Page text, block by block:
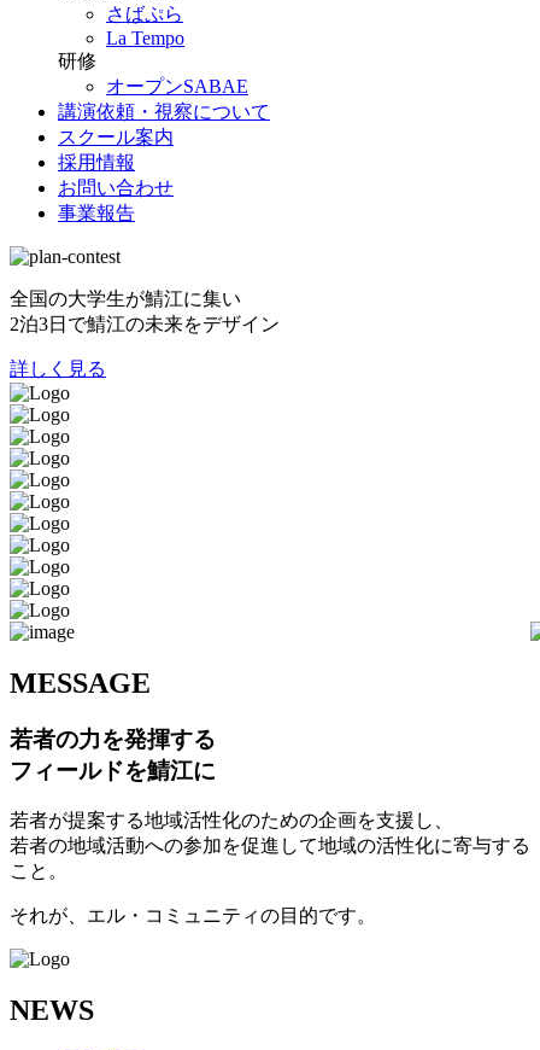
さばぷら
La Tempo
研修
オープンSABAE
講演依頼・視察について
スクール案内
採用情報
お問い合わせ
事業報告
全国の大学生が鯖江に集い
2泊3日で鯖江の未来をデザイン
詳しく見る
MESSAGE
若者の力を発揮する
フィールドを鯖江に
若者が提案する地域活性化のための企画を支援し、
若者の地域活動への参加を促進して地域の活性化に寄与する
こと。
それが、エル・コミュニティの目的です。
NEWS